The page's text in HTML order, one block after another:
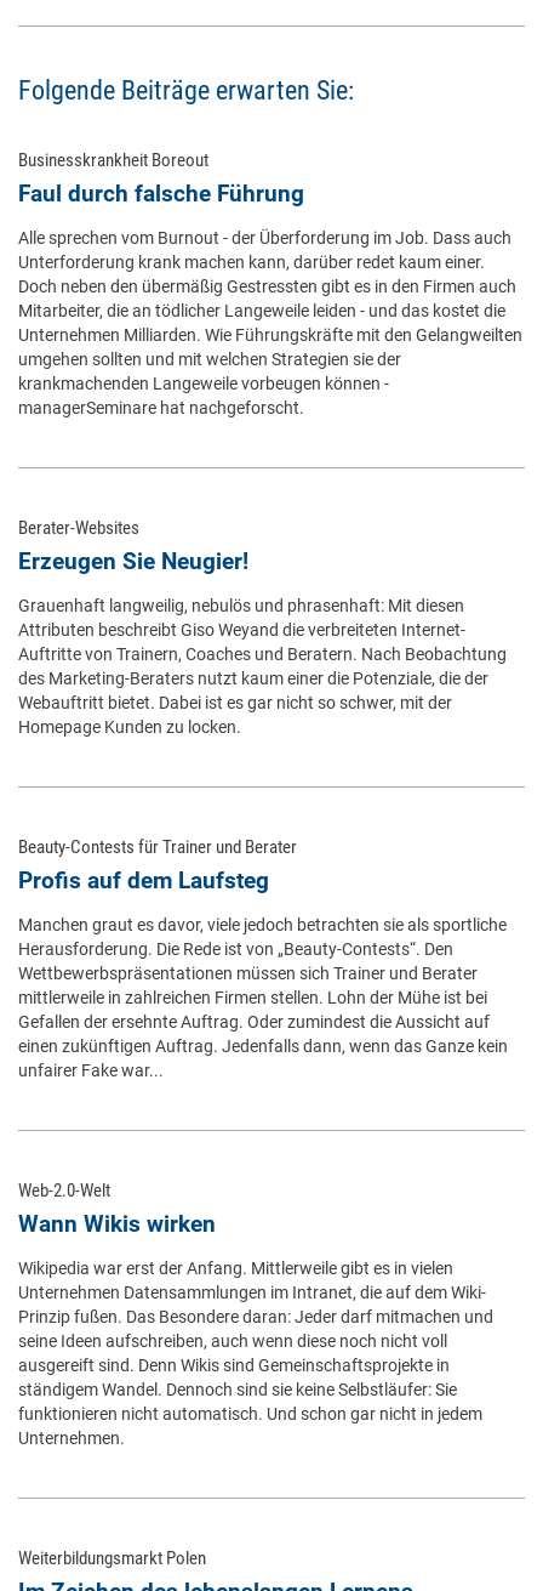
Folgende Beiträge erwarten Sie:
Businesskrankheit Boreout
Faul durch falsche Führung
Alle sprechen vom Burnout - der Überforderung im Job. Dass auch
Unterforderung krank machen kann, darüber redet kaum einer.
Doch neben den übermäßig Gestressten gibt es in den Firmen auch
Mitarbeiter, die an tödlicher Langeweile leiden - und das kostet die
Unternehmen Milliarden. Wie Führungskräfte mit den Gelangweilten
umgehen sollten und mit welchen Strategien sie der
krankmachenden Langeweile vorbeugen können -
managerSeminare hat nachgeforscht.
Berater-Websites
Erzeugen Sie Neugier!
Grauenhaft langweilig, nebulös und phrasenhaft: Mit diesen
Attributen beschreibt Giso Weyand die verbreiteten Internet-
Auftritte von Trainern, Coaches und Beratern. Nach Beobachtung
des Marketing-Beraters nutzt kaum einer die Potenziale, die der
Webauftritt bietet. Dabei ist es gar nicht so schwer, mit der
Homepage Kunden zu locken.
Beauty-Contests für Trainer und Berater
Profis auf dem Laufsteg
Manchen graut es davor, viele jedoch betrachten sie als sportliche
Herausforderung. Die Rede ist von „Beauty-Contests“. Den
Wettbewerbspräsentationen müssen sich Trainer und Berater
mittlerweile in zahlreichen Firmen stellen. Lohn der Mühe ist bei
Gefallen der ersehnte Auftrag. Oder zumindest die Aussicht auf
einen zukünftigen Auftrag. Jedenfalls dann, wenn das Ganze kein
unfairer Fake war...
Web-2.0-Welt
Wann Wikis wirken
Wikipedia war erst der Anfang. Mittlerweile gibt es in vielen
Unternehmen Datensammlungen im Intranet, die auf dem Wiki-
Prinzip fußen. Das Besondere daran: Jeder darf mitmachen und
seine Ideen aufschreiben, auch wenn diese noch nicht voll
ausgereift sind. Denn Wikis sind Gemeinschaftsprojekte in
ständigem Wandel. Dennoch sind sie keine Selbstläufer: Sie
funktionieren nicht automatisch. Und schon gar nicht in jedem
Unternehmen.
Weiterbildungsmarkt Polen